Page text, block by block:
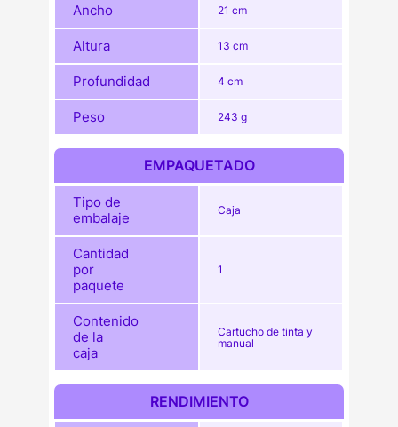
Ancho 21 cm
Altura 13 cm
Profundidad 4 cm
Peso 243 g
EMPAQUETADO
Tipo de
embalaje
Caja
Cantidad
por
paquete
1
Contenido
de la
caja
Cartucho de tinta y
manual
RENDIMIENTO